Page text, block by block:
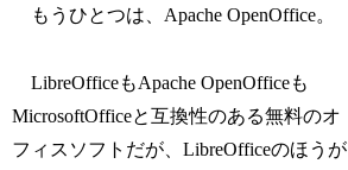
もうひとつは、Apache OpenOffice。
LibreOfficeもApache OpenOfficeも
MicrosoftOfficeと互換性のある無料のオ
フィスソフトだが、LibreOfficeのほうが